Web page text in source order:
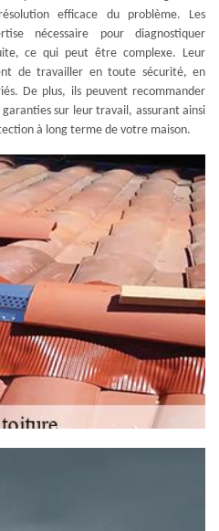
efficace du problème. Les
nécessaire pour diagnostiquer
ce qui peut être complexe. Leur
de travailler en toute sécurité, en
De plus, ils peuvent recommander
sur leur travail, assurant ainsi
à long terme de votre maison.